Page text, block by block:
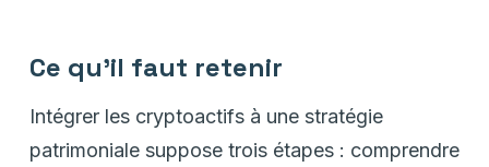
Ce qu'il faut retenir
Intégrer les cryptoactifs à une stratégie
patrimoniale suppose trois étapes : comprendre